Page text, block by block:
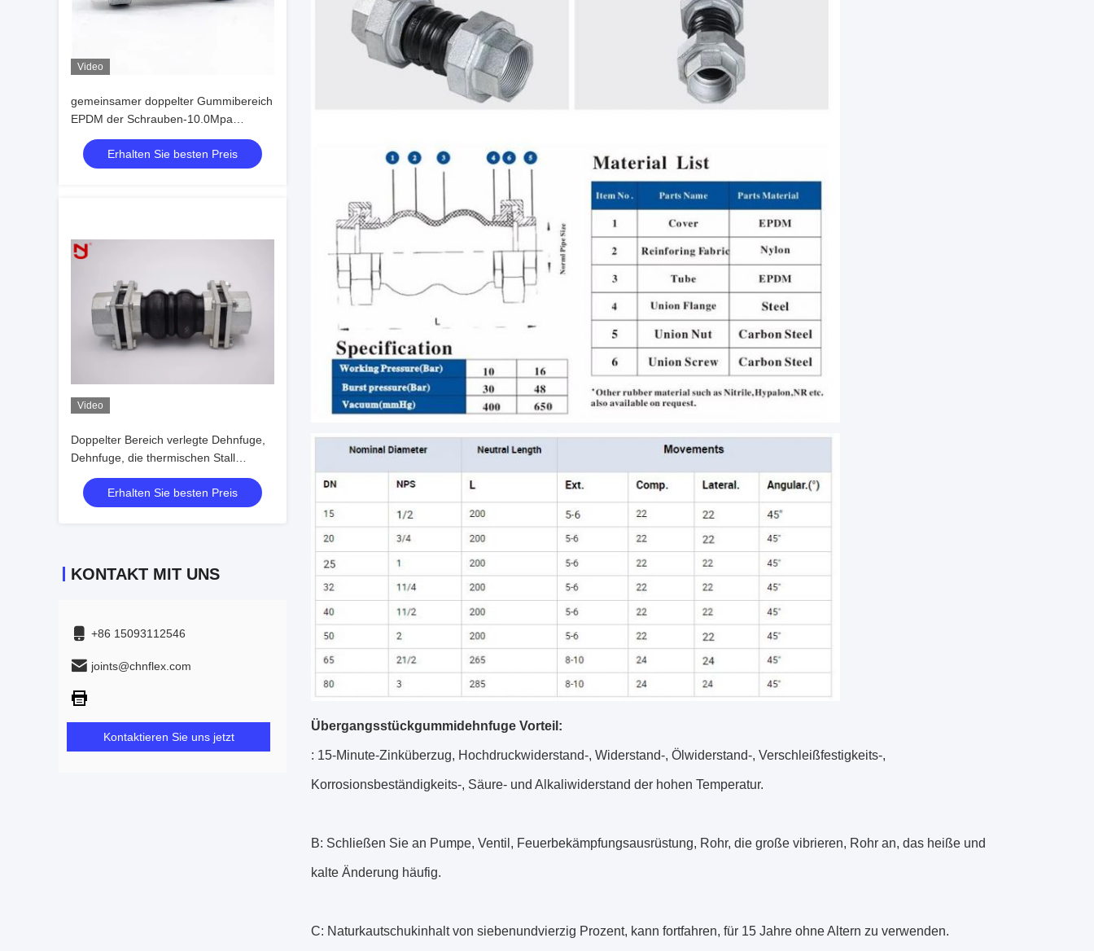
Video
gemeinsamer doppelter Gummibereich
EPDM der Schrauben-10.0Mpa
verlegte Dehnfuge
Erhalten Sie besten Preis
Video
Doppelter Bereich verlegte Dehnfuge,
Dehnfuge, die thermischen Stall
verbindet
Erhalten Sie besten Preis
KONTAKT MIT UNS
+86 15093112546
joints@chnflex.com
Kontaktieren Sie uns jetzt
Übergangsstückgummidehnfuge Vorteil:
: 15-Minute-Zinküberzug, Hochdruckwiderstand-, Widerstand-, Ölwiderstand-, Verschleißfestigkeits-,
Korrosionsbeständigkeits-, Säure- und Alkaliwiderstand der hohen Temperatur.
B: Schließen Sie an Pumpe, Ventil, Feuerbekämpfungsausrüstung, Rohr, die große vibrieren, Rohr an, das heiße und
kalte Änderung häufig.
C: Naturkautschukinhalt von siebenundvierzig Prozent, kann fortfahren, für 15 Jahre ohne Altern zu verwenden.